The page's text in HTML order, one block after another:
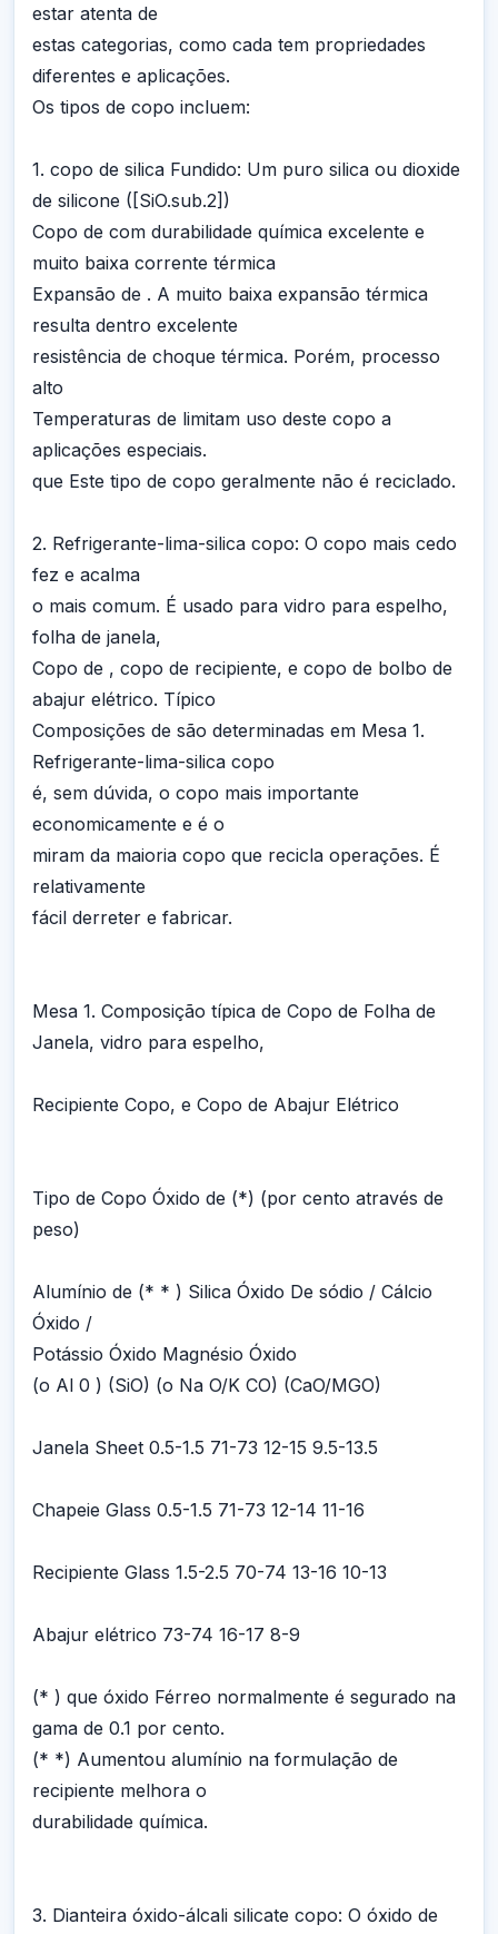
estar atenta de
estas categorias, como cada tem propriedades
diferentes e aplicações.
Os tipos de copo incluem:
1. copo de silica Fundido: Um puro silica ou dioxide
de silicone ([SiO.sub.2])
Copo de com durabilidade química excelente e
muito baixa corrente térmica
Expansão de . A muito baixa expansão térmica
resulta dentro excelente
resistência de choque térmica. Porém, processo
alto
Temperaturas de limitam uso deste copo a
aplicações especiais.
que Este tipo de copo geralmente não é reciclado.
2. Refrigerante-lima-silica copo: O copo mais cedo
fez e acalma
o mais comum. É usado para vidro para espelho,
folha de janela,
Copo de , copo de recipiente, e copo de bolbo de
abajur elétrico. Típico
Composições de são determinadas em Mesa 1.
Refrigerante-lima-silica copo
é, sem dúvida, o copo mais importante
economicamente e é o
miram da maioria copo que recicla operações. É
relativamente
fácil derreter e fabricar.
Mesa 1. Composição típica de Copo de Folha de
Janela, vidro para espelho,
Recipiente Copo, e Copo de Abajur Elétrico
Tipo de Copo Óxido de (*) (por cento através de
peso)
Alumínio de (* * ) Silica Óxido De sódio / Cálcio
Óxido /
Potássio Óxido Magnésio Óxido
(o Al 0 ) (SiO) (o Na O/K CO) (CaO/MGO)
Janela Sheet 0.5-1.5 71-73 12-15 9.5-13.5
Chapeie Glass 0.5-1.5 71-73 12-14 11-16
Recipiente Glass 1.5-2.5 70-74 13-16 10-13
Abajur elétrico 73-74 16-17 8-9
(* ) que óxido Férreo normalmente é segurado na
gama de 0.1 por cento.
(* *) Aumentou alumínio na formulação de
recipiente melhora o
durabilidade química.
3. Dianteira óxido-álcali silicate copo: O óxido de